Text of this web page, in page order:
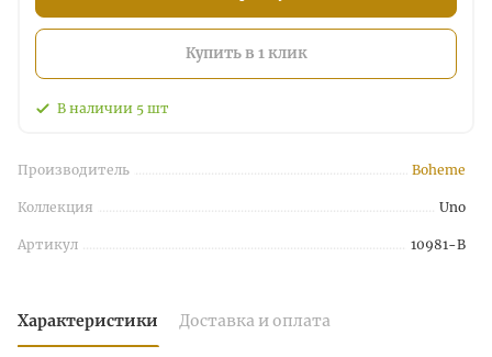
Купить в 1 клик
В наличии 5 шт
Производитель Boheme
Коллекция Uno
Артикул 10981-B
Характеристики Доставка и оплата